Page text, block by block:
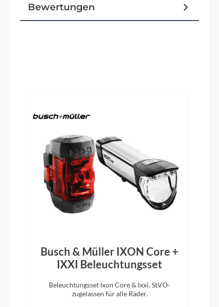
Bulls MTB Pedale
Modelljahr
2026
Hinterrad Nabe
Shimano FH-QC400-HM-B
Ergon GX10
Ladegerät
Bosch Compact Ladegerät 2A
Bewertungen
Busch & Müller IXON Core +
IXXI Beleuchtungsset
Beleuchtungsset Ixon Core & Ixxi. StVO-
zugelassen für alle Räder.